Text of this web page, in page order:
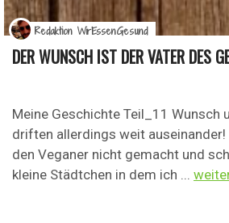
DER WUNSCH IST DER VATER DES
Meine Geschichte Teil_11 Wunsch
driften allerdings weit
den Veganer nicht gemacht und
kleine Städtchen in dem ich ...
Redaktion WirEssenGesund